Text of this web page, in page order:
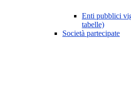
Enti pubblici
tabelle)
Società partecipate